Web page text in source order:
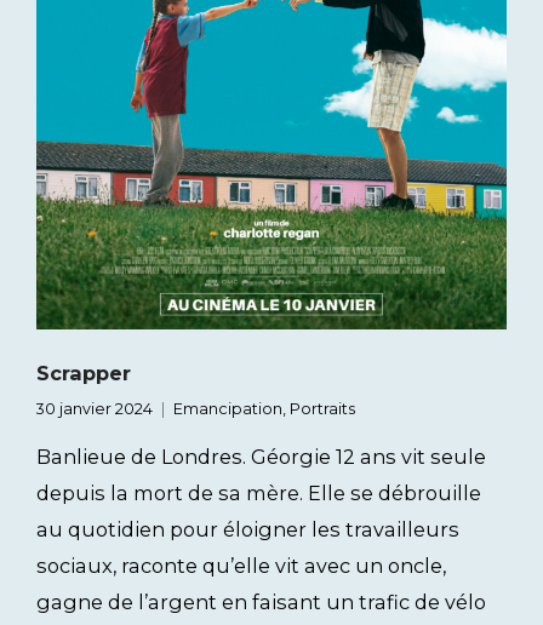
Scrapper
30 janvier 2024 Emancipation, Portraits
Banlieue de Londres. Géorgie 12 ans vit seule
depuis la mort de sa mère. Elle se débrouille
au quotidien pour éloigner les travailleurs
sociaux, raconte qu’elle vit avec un oncle,
gagne de l’argent en faisant un trafic de vélo